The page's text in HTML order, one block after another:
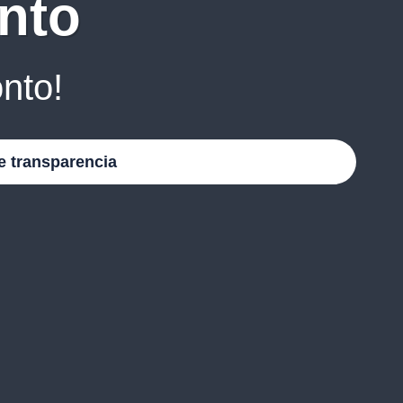
transparencia